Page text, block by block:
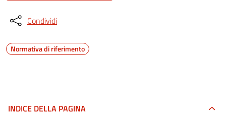
Condividi
Normativa di riferimento
INDICE DELLA PAGINA